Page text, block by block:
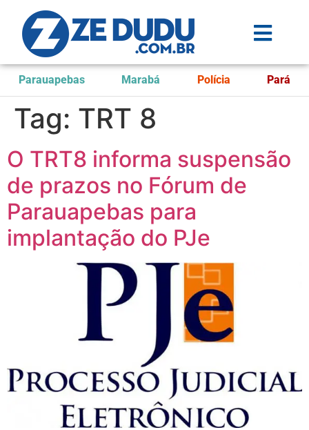
Parauapebas Marabá Polícia Pará
Tag: TRT 8
O TRT8 informa suspensão
de prazos no Fórum de
Parauapebas para
implantação do PJe